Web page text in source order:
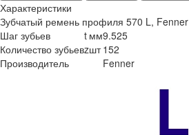
Характеристики
Зубчатый ремень профиля 570 L, Fenner
Шаг зубьев
t мм9.525
Количество зубьевzшт 152
Производитель
Fenner